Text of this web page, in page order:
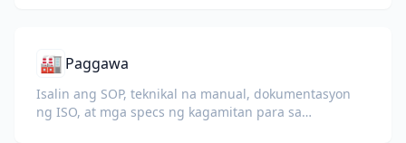
🏭 Paggawa
Isalin ang SOP, teknikal na manual, dokumentasyon
ng ISO, at mga specs ng kagamitan para sa